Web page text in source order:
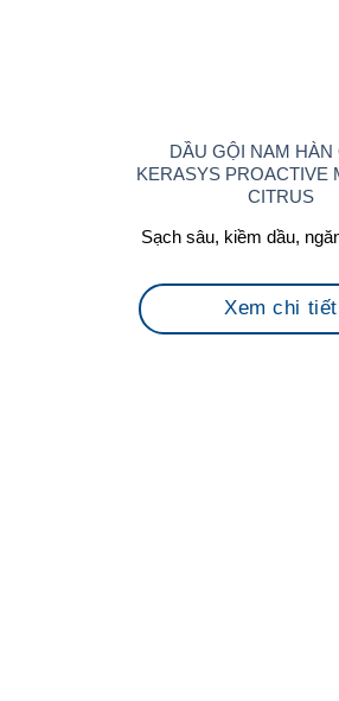
DẦU GỘI NAM HÀN
KERASYS PROACTIVE
CITRUS
Sạch sâu, kiềm dầu,
Xem chi tiết